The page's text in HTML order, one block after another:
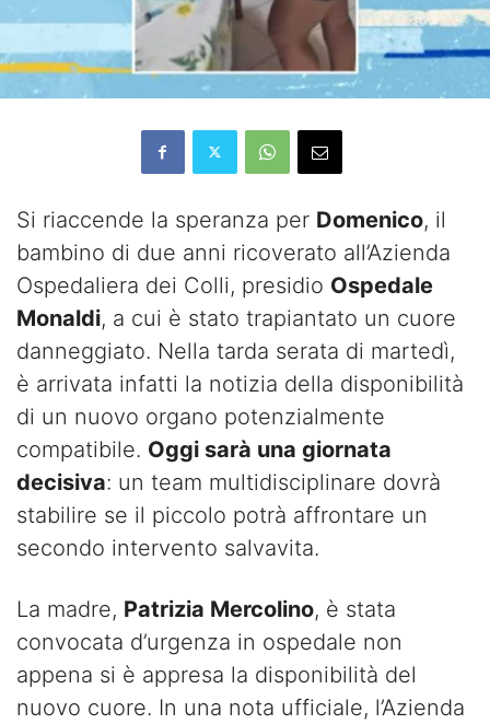
Si riaccende la speranza per Domenico, il
bambino di due anni ricoverato all’Azienda
Ospedaliera dei Colli, presidio Ospedale
Monaldi, a cui è stato trapiantato un cuore
danneggiato. Nella tarda serata di martedì,
è arrivata infatti la notizia della disponibilità
di un nuovo organo potenzialmente
compatibile. Oggi sarà una giornata
decisiva: un team multidisciplinare dovrà
stabilire se il piccolo potrà affrontare un
secondo intervento salvavita.
La madre, Patrizia Mercolino, è stata
convocata d’urgenza in ospedale non
appena si è appresa la disponibilità del
nuovo cuore. In una nota ufficiale, l’Azienda